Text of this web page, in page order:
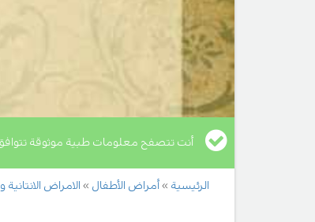
أنت تتصفح معلومات طبية موثوقة
الرئيسية أمراض الأطفال الامراض